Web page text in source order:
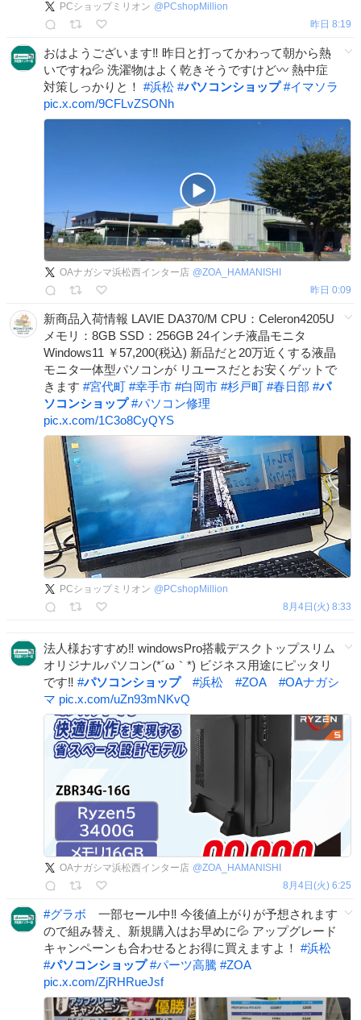
PCショップミリオン @ PCshopMillion
昨日 8:19
おはようございます‼️ 昨日と打ってかわって朝から熱
いですね💦 洗濯物はよく乾きそうですけど〰️ 熱中症
対策しっかりと！ #浜松 #パソコンショップ #イマソラ
pic.x.com/9CFLvZSONh
OAナガシマ浜松西インター店 @ZOA_HAMANISHI
昨日 0:09
新商品入荷情報 LAVIE DA370/M CPU：Celeron4205U
メモリ：8GB SSD：256GB 24インチ液晶モニタ
Windows11 ￥57,200(税込) 新品だと20万近くする液晶
モニタ一体型パソコンが リユースだとお安くゲットで
きます #宮代町 #幸手市 #白岡市 #杉戸町 #春日部 #パ
ソコンショップ #パソコン修理
pic.x.com/1C3o8CyQYS
PCショップミリオン @ PCshopMillion
8月4日(火) 8:33
法人様おすすめ‼️ windowsPro搭載デスクトップスリム
オリジナルパソコン(*´ω｀*) ビジネス用途にピッタリ
です‼️ #パソコンショップ #浜松 #ZOA #OAナガシ
マ pic.x.com/uZn93mNKvQ
OAナガシマ浜松西インター店 @ZOA_HAMANISHI
8月4日(火) 6:25
#グラボ 一部セール中‼️ 今後値上がりが予想されます
ので組み替え、新規購入はお早めに💦 アップグレード
キャンペーンも合わせるとお得に買えますよ！ #浜松
#パソコンショップ #パーツ高騰 #ZOA
pic.x.com/ZjRHRueJsf